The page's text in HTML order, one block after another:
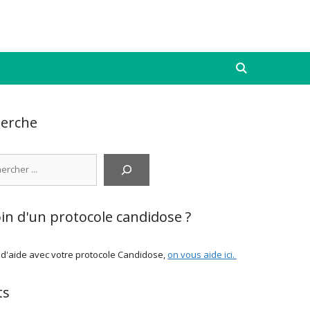
d'un protocole candidose ?
avec votre protocole Candidose, on vous aide ici.